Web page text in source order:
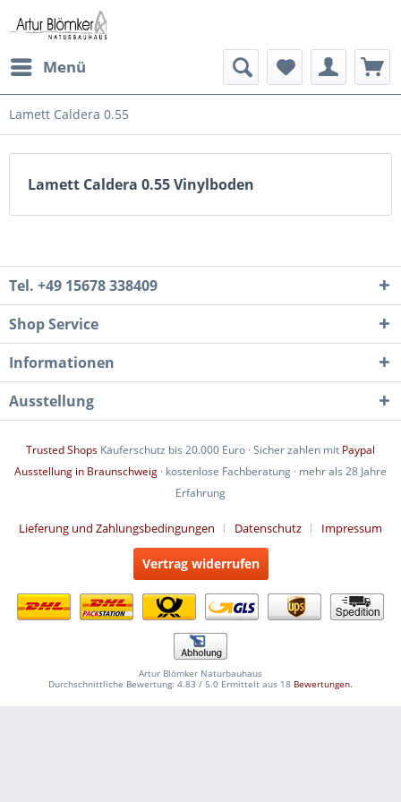
Menü
Lamett Caldera 0.55
Lamett Caldera 0.55 Vinylboden
Tel. +49 15678 338409
Shop Service
Informationen
Ausstellung
Trusted Shops Käuferschutz bis 20.000 Euro · Sicher zahlen mit Paypal
Ausstellung in Braunschweig · kostenlose Fachberatung · mehr als 28 Jahre
Erfahrung
Lieferung und Zahlungsbedingungen Datenschutz Impressum
Vertrag widerrufen
Artur Blömker Naturbauhaus
Durchschnittliche Bewertung: 4.83 / 5.0 Ermittelt aus 18 Bewertungen.